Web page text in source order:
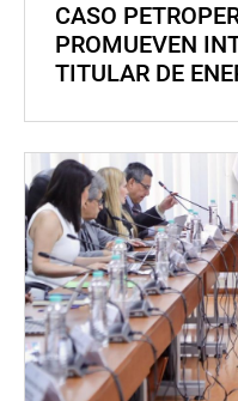
CASO
PROMUEVEN
TITULAR DE